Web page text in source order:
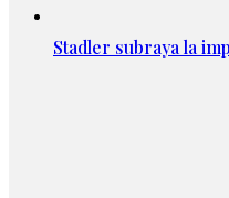
Stadler subraya la